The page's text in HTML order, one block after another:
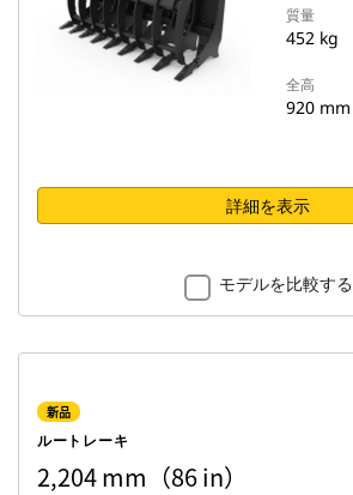
質量
452 kg
全高
920 mm
詳細を表示
モデルを比較する
新品
ルートレーキ
2,204 mm（86 in）